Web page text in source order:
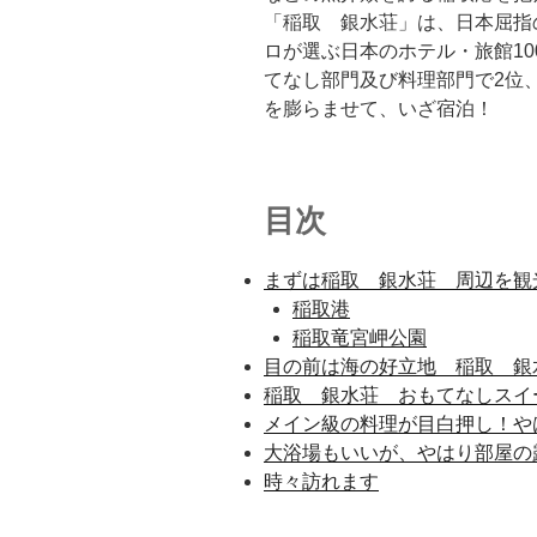
「稲取 銀水荘」は、日本屈
ロが選ぶ日本のホテル・旅館
てなし部門及び料理部門で2位
を膨らませて、いざ宿泊！
目次
まずは稲取 銀水荘 周辺を観
稲取港
稲取竜宮岬公園
目の前は海の好立地 稲取 銀
稲取 銀水荘 おもてなしスイ
メイン級の料理が目白押し
大浴場もいいが、やはり部屋
時々訪れます